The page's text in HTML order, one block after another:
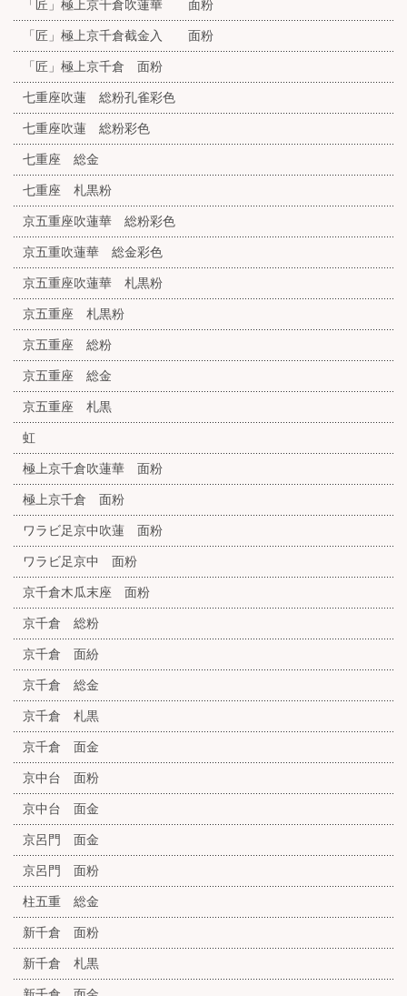
「匠」極上京千倉吹蓮華 面粉
「匠」極上京千倉截金入 面粉
「匠」極上京千倉 面粉
七重座吹蓮 総粉孔雀彩色
七重座吹蓮 総粉彩色
七重座 総金
七重座 札黒粉
京五重座吹蓮華 総粉彩色
京五重吹蓮華 総金彩色
京五重座吹蓮華 札黒粉
京五重座 札黒粉
京五重座 総粉
京五重座 総金
京五重座 札黒
虹
極上京千倉吹蓮華 面粉
極上京千倉 面粉
ワラビ足京中吹蓮 面粉
ワラビ足京中 面粉
京千倉木瓜末座 面粉
京千倉 総粉
京千倉 面紛
京千倉 総金
京千倉 札黒
京千倉 面金
京中台 面粉
京中台 面金
京呂門 面金
京呂門 面粉
柱五重 総金
新千倉 面粉
新千倉 札黒